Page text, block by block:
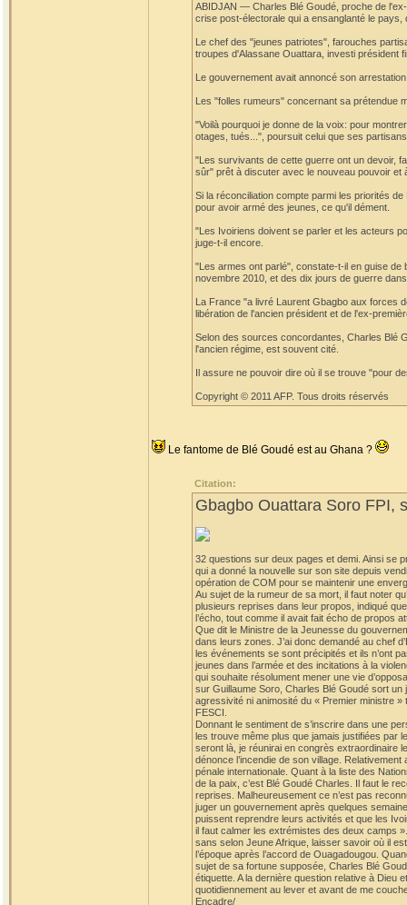
ABIDJAN — Charles Blé Goudé, proche de
crise post-électorale qui a ensanglanté le pays,
Le chef des "jeunes patriotes", farouches
troupes d'Alassane Ouattara, investi président
Le gouvernement avait annoncé son
Les "folles rumeurs" concernant sa prétendue
"Voilà pourquoi je donne de la voix: pour
otages, tués...", poursuit celui que ses
"Les survivants de cette guerre ont un devoir,
sûr" prêt à discuter avec le nouveau pouvoir et
Si la réconciliation compte parmi les priorités
pour avoir armé des jeunes, ce qu'il dément.
"Les Ivoiriens doivent se parler et les acteurs
juge-t-il encore.
"Les armes ont parlé", constate-t-il en guise
novembre 2010, et des dix jours de guerre
La France "a livré Laurent Gbagbo aux forces
libération de l'ancien président et de l'ex-
Selon des sources concordantes, Charles Blé
l'ancien régime, est souvent cité.
Il assure ne pouvoir dire où il se trouve "pour
Copyright © 2011 AFP. Tous droits réservés
Le fantome de Blé Goudé est au Ghana ?
Citation:
Gbagbo Ouattara Soro FPI,
32 questions sur deux pages et demi. Ainsi se
qui a donné la nouvelle sur son site depuis
opération de COM pour se maintenir une
Au sujet de la rumeur de sa mort, il faut noter
plusieurs reprises dans leur propos, indiqué
l’écho, tout comme il avait fait écho de propos
Que dit le Ministre de la Jeunesse du
dans leurs zones. J’ai donc demandé au chef
les événements se sont précipités et ils n’ont
jeunes dans l’armée et des incitations à la
qui souhaite résolument mener une vie
sur Guillaume Soro, Charles Blé Goudé sort
agressivité ni animosité du « Premier ministre
FESCI.
Donnant le sentiment de s’inscrire dans une
les trouve même plus que jamais justifiées par
seront là, je réunirai en congrès extraordinaire
dénonce l’incendie de son village.
pénale internationale. Quant à la liste des
de la paix, c’est Blé Goudé Charles. Il faut le
reprises. Malheureusement ce n’est pas
juger un gouvernement après quelques
puissent reprendre leurs activités et que les
il faut calmer les extrémistes des deux camps
sans selon Jeune Afrique, laisser savoir où il
l’époque après l’accord de Ouagadougou.
sujet de sa fortune supposée, Charles Blé
étiquette. A la dernière question relative à Dieu
quotidiennement au lever et avant de me
Encadre/